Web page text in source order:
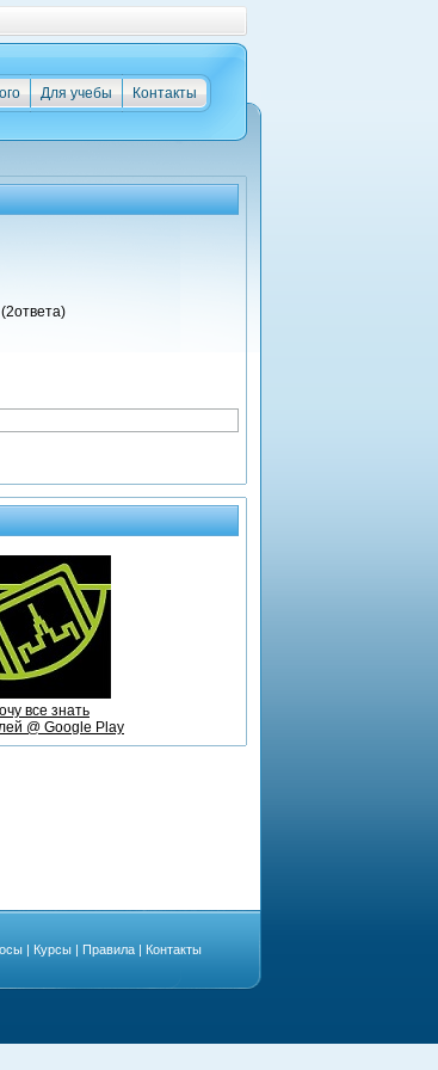
Контакты
Для учебы
все знать
@ Google Play
| Курсы | Правила | Контакты